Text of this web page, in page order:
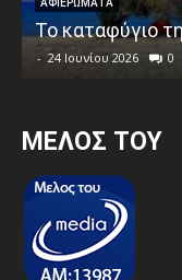
ΑΦΙΕΡΩΜΑΤΑ
Το καταφύγιο
- 24 Ιουνίου 2026 0
MEΛΟΣ ΤΟΥ